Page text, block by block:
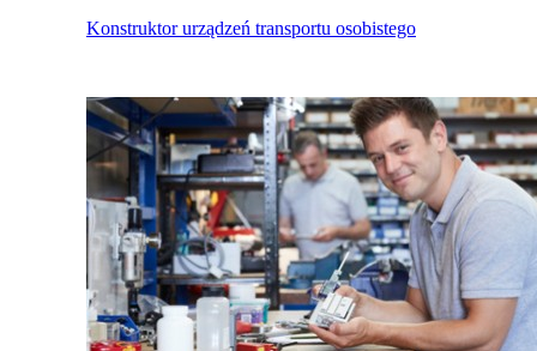
Konstruktor urządzeń transportu osobistego